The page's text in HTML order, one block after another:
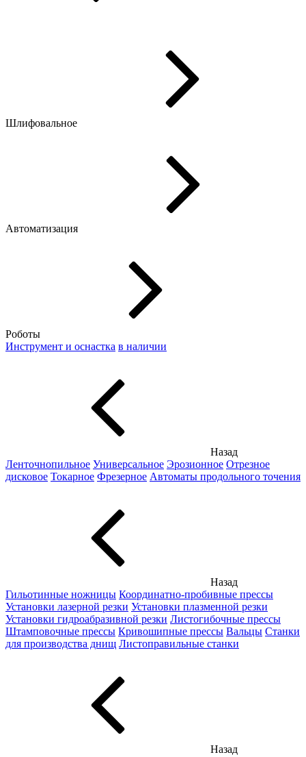
Шлифовальное
Автоматизация
Роботы
Инструмент и оснастка в наличии
Назад
Ленточнопильное Универсальное Эрозионное Отрезное
дисковое Токарное Фрезерное Автоматы продольного точения
Назад
Гильотинные ножницы Координатно-пробивные прессы
Установки лазерной резки Установки плазменной резки
Установки гидроабразивной резки Листогибочные прессы
Штамповочные прессы Кривошипные прессы Вальцы Станки
для производства днищ Листоправильные станки
Назад